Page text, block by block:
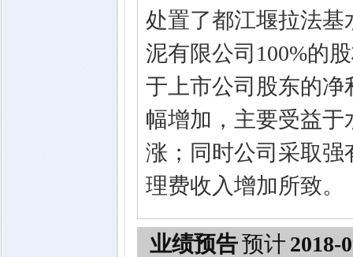
处置了都江堰拉法基
泥有限公司100%的
于上市公司股东的
幅增加，主要受益
涨；同时公司采取
理费收入增加所致。
业绩预告预计 2018-